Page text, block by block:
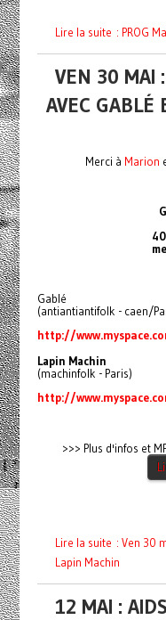
Lire la suite : PROG
VEN 30 MAI
AVEC GABLÉ
Merci à Marion
Gablé
(antiantiantifolk - caen/
http://
Lapin Machin
(machinfolk - Paris)
http://
>>> Plus d'infos et
Lire la suite : Ven 30
Lapin Machin
12 MAI :